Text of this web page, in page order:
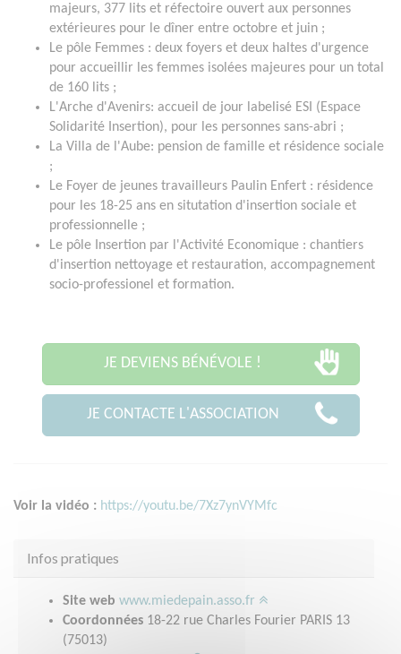
majeurs, 377 lits et réfectoire ouvert aux personnes
extérieures pour le dîner entre octobre et juin ;
Le pôle Femmes : deux foyers et deux haltes d'urgence
pour accueillir les femmes isolées majeures pour un total
de 160 lits ;
L'Arche d'Avenirs: accueil de jour labelisé ESI (Espace
Solidarité Insertion), pour les personnes sans-abri ;
La Villa de l'Aube: pension de famille et résidence sociale
;
Le Foyer de jeunes travailleurs Paulin Enfert : résidence
pour les 18-25 ans en situtation d'insertion sociale et
professionnelle ;
Le pôle Insertion par l'Activité Economique : chantiers
d'insertion nettoyage et restauration, accompagnement
socio-professionel et formation.
JE DEVIENS BÉNÉVOLE !
JE CONTACTE L'ASSOCIATION
Voir la vidéo : https://youtu.be/7Xz7ynVYMfc
Infos pratiques
Site web www.miedepain.asso.fr
Coordonnées 18-22 rue Charles Fourier PARIS 13
(75013)